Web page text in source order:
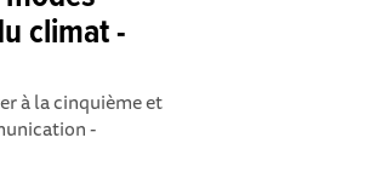
climat -
à la cinquième et
-